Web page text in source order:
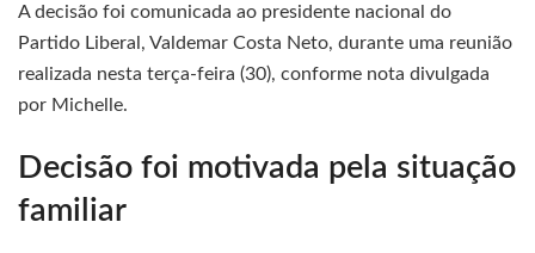
A decisão foi comunicada ao presidente nacional do
Partido Liberal, Valdemar Costa Neto, durante uma reunião
realizada nesta terça-feira (30), conforme nota divulgada
por Michelle.
Decisão foi motivada pela situação
familiar